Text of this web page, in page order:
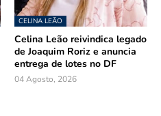
CELINA LEÃO
Celina Leão reivindica legado
de Joaquim Roriz e anuncia
entrega de lotes no DF
04 Agosto, 2026